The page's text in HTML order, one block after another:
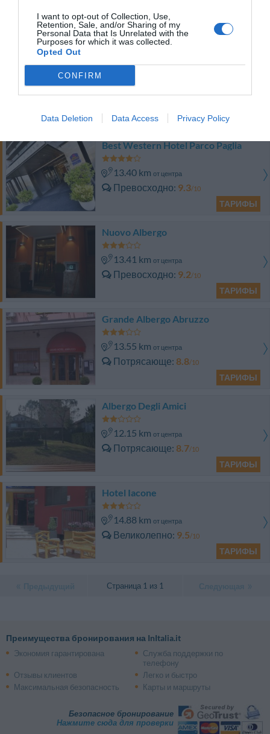
I want to opt-out of Collection, Use,
Retention, Sale, and/or Sharing of my
Personal Data that Is Unrelated with the
Purposes for which it was collected.
Opted Out
CONFIRM
Data Deletion Data Access Privacy Policy
Потрясающе
ТАРИФЫ
8.40 km
ТАРИФЫ
Best Western Hotel Parco Paglia
13.40 km от центра
Превосходно 9.3/10
ТАРИФЫ
Nuovo Albergo
13.41 km от центра
Превосходно 9.2/10
ТАРИФЫ
Grande Albergo Abruzzo
13.55 km от центра
Потрясающе 8.8/10
ТАРИФЫ
Albergo Degli Amici
12.15 km от центра
Потрясающе 8.7/10
ТАРИФЫ
Hotel Iacone
14.88 km от центра
Великолепно 9.5/10
ТАРИФЫ
Страница 1 из 1
Преимущества бронирования на InItalia.it
Экономия гарантирована
Служба поддержки по
телефону
Отзывы клиентов
Легко и быстро
Максимальная безопасность
Карты и маршруты
Безопасное бронирование
Нажмите сюда для проверки